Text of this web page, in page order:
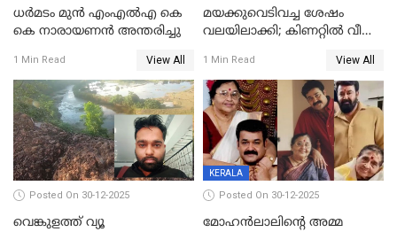
ധർമടം മുൻ എംഎല്‍എ കെ
കെ നാരായണന്‍ അന്തരിച്ചു
1 Min Read View All
മയക്കുവെടിവച്ച ശേഷം
വലയിലാക്കി; കിണറ്റിൽ വീണ
1 Min Read View All
Posted On 30-12-2025
വെങ്കുളത്ത് വ്യൂ
KERALA
Posted On 30-12-2025
മോഹന്‍ലാലിന്‍റെ അമ്മ